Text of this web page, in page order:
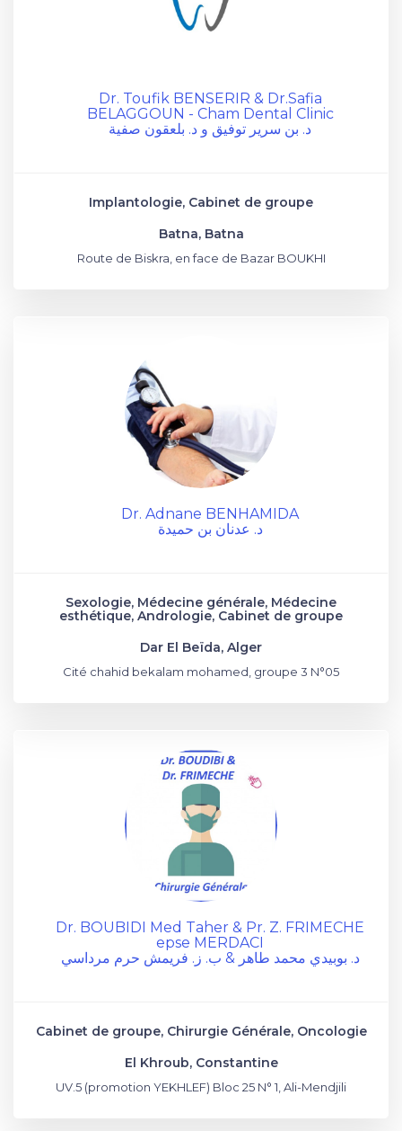
Dr. Toufik BENSERIR & Dr.Safia
BELAGGOUN - Cham Dental Clinic
د. بن سرير توفيق و د. بلعقون صفية
Implantologie, Cabinet de groupe
Batna, Batna
Route de Biskra, en face de Bazar BOUKHI
Dr. Adnane BENHAMIDA
د. عدنان بن حميدة
Sexologie, Médecine générale, Médecine
esthétique, Andrologie, Cabinet de groupe
Dar El Beïda, Alger
Cité chahid bekalam mohamed, groupe 3 N°05
Dr. BOUBIDI Med Taher & Pr. Z. FRIMECHE
epse MERDACI
د. بوبيدي محمد طاهر & ب. ز. فريمش حرم مرداسي
Cabinet de groupe, Chirurgie Générale, Oncologie
El Khroub, Constantine
UV.5 (promotion YEKHLEF) Bloc 25 N° 1, Ali-Mendjili